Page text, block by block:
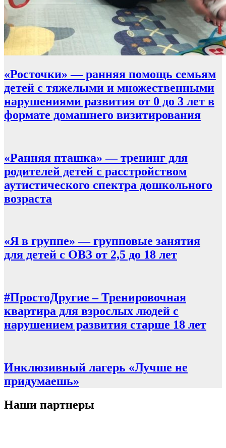
«Росточки» — ранняя помощь семьям
детей с тяжелыми и множественными
нарушениями развития от 0 до 3 лет в
формате домашнего визитирования
«Ранняя пташка» — тренинг для
родителей детей с расстройством
аутистического спектра дошкольного
возраста
«Я в группе» — групповые занятия
для детей с ОВЗ от 2,5 до 18 лет
#ПростоДругие – Тренировочная
квартира для взрослых людей с
нарушением развития старше 18 лет
Инклюзивный лагерь «Лучше не
придумаешь»
Наши партнеры